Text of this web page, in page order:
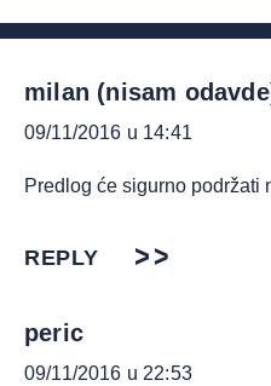
milan (nisam
09/11/2016 u 14:41
Predlog će sigurno podržati
REPLY
peric
09/11/2016 u 22:53